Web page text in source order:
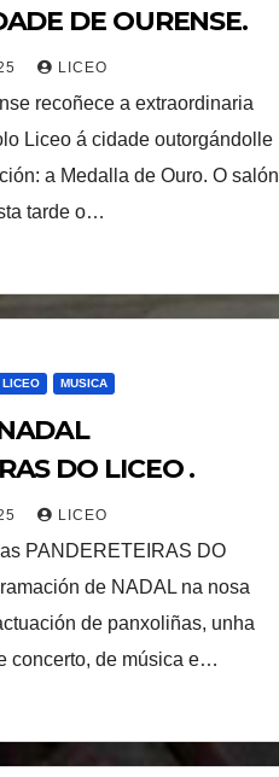
DE OURENSE.
LICEO
recoñece a extraordinaria
Liceo á cidade outorgándolle
a Medalla de Ouro. O salón
tarde o…
LICEO MUSICA
DO LICEO .
LICEO
PANDERETEIRAS DO
de NADAL na nosa
de panxoliñas, unha
concerto, de música e…